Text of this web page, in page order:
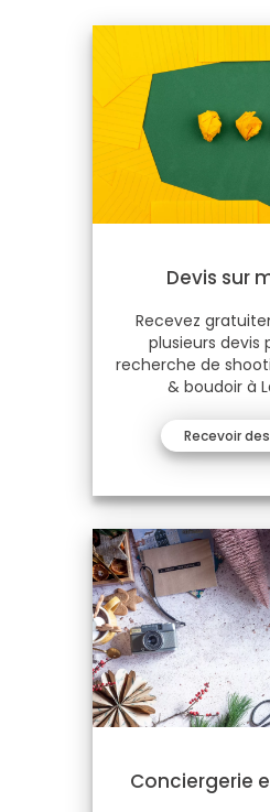
Devis sur
Recevez
plusieurs devis
recherche de
& boudoir à
Recevoir
Conciergerie